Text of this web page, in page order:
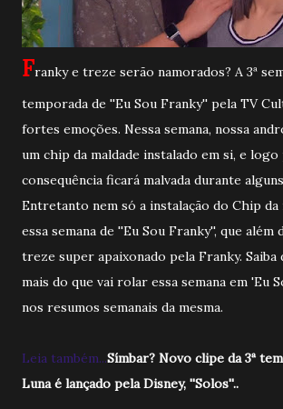
Franky e treze serão namorados? A 3ª
temporada de ''Eu Sou Franky'' pela TV
fortes emoções. Nessa semana, nossa
um chip da maldade instalado em si, e
consequência ficará malvada durante
Entretanto nem só a instalação do Chip da
essa semana de ''Eu Sou Franky'', que
treze super apaixonado pela Franky. Saiba
mais do que vai rolar essa semana em 'Eu
nos resumos semanais da mesma.
Leia também...Símbar? Novo clipe da 3ª
Luna é lançado pela Disney, ''Solos''..